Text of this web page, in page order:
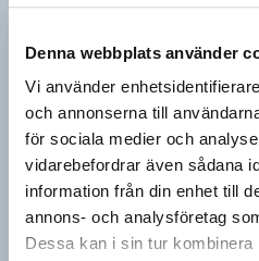
Denna webbplats använder
Vi använder
och annonserna till
för sociala medier och
vidarebefordrar även sådana
information från din enhet till
annons- och analysföretag
Dessa kan i sin tur kombinera
Rör inte mitt asså!
KRÖNIKOR
Vet ni vad småord är? Ja, det är